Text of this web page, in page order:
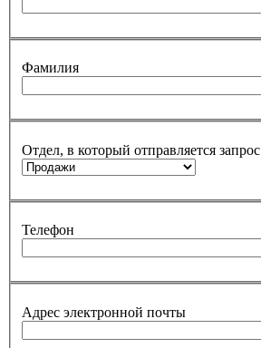
Фамилия
Отдел, в который отправляется запрос
Телефон
Адрес электронной почты